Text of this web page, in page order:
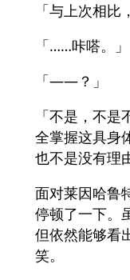
「与上次相比
「……咔嗒。」
「——？」
「不是，不
全掌握这具身
也不是没有理
面对莱因哈鲁
停顿了一下。
但依然能够看
笑。